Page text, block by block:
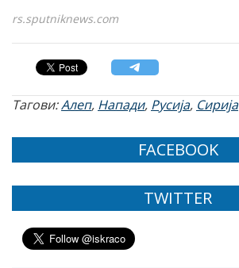
rs.sputniknews.com
Тагови:Алеп, Напади, Русија, Сирија
FACEBOOK
TWITTER